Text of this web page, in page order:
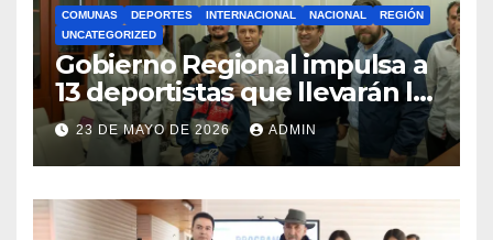
COMUNAS DEPORTES INTERNACIONAL NACIONAL
REGIÓN
UNCATEGORIZED
Gobierno Regional impulsa a
13 deportistas que llevarán la
bandera maulina a
competencias
internacionales
23 DE MAYO DE 2026 ADMIN